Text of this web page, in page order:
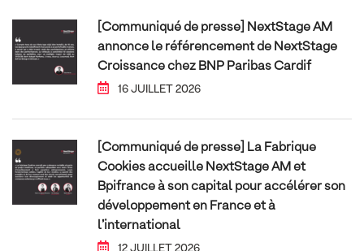
[Communiqué de presse] NextStage AM
annonce le référencement de NextStage
Croissance chez BNP Paribas Cardif
16 JUILLET 2026
[Communiqué de presse] La Fabrique
Cookies accueille NextStage AM et
Bpifrance à son capital pour accélérer son
développement en France et à
l’international
12 JUILLET 2026